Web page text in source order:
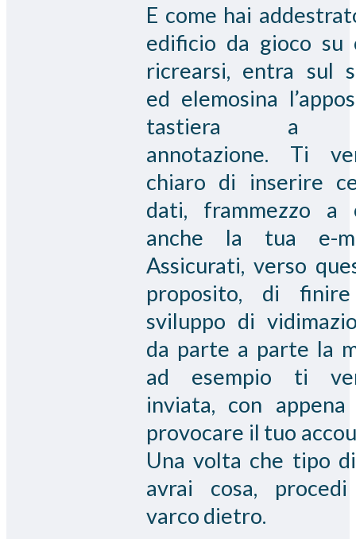
E come hai
edificio da gioco su
ricrearsi, entra sul
ed elemosina
tastiera a
annotazione. Ti
chiaro di inserire
dati, frammezzo a
anche la tua e-
Assicurati, verso
proposito, di
sviluppo di
da parte a parte la
ad esempio ti
inviata, con appena
provocare il tuo
Una volta che tipo
avrai cosa,
varco dietro.